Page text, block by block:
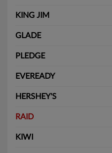
KING JIM
GLADE
PLEDGE
EVEREADY
HERSHEY'S
RAID
KIWI